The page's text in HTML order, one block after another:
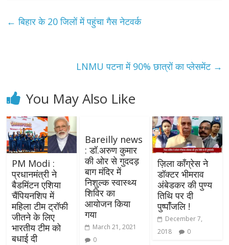
← बिहार के 20 जिलों में पहुंचा गैस नेटवर्क
LNMU पटना में 90% छात्रों का प्लेसमेंट →
You May Also Like
PM Modi :
प्रधानमंत्री ने
बैडमिंटन एशिया
चैंपियनशिप में
महिला टीम ट्रॉफी
जीतने के लिए
भारतीय टीम को
बधाई दी
Bareilly news
: डॉ.अरुण कुमार
की ओर से गुददड़
बाग मंदिर में
निशुल्क स्वास्थ्य
शिविर का
आयोजन किया
गया
March 21, 2021
0
ज़िला काँग्रेस ने
डॉक्टर भीमराव
अंबेडकर की पुण्य
तिथि पर दी
पुष्पांँजलि !
December 7,
2018
0